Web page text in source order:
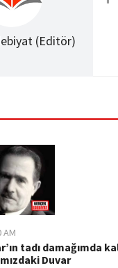
(Editör)
AM
tadı damağımda
Duvar